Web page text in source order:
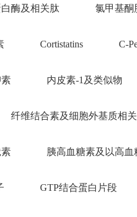
酶及相关肽 氯甲基酮
Cortistatins C-
内皮素-1及类似物
纤维结合素及细胞外基质相
胰高血糖素及以高血
GTP结合蛋白片段